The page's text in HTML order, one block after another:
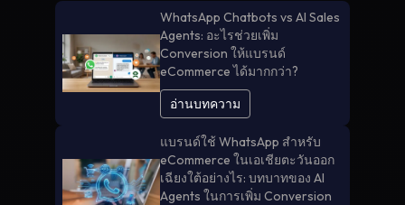
WhatsApp Chatbots vs AI Sales
Agents: อะไรช่วยเพิ่ม
Conversion ให้แบรนด์
eCommerce ได้มากกว่า?
อ่านบทความ
แบรนด์ใช้ WhatsApp สำหรับ
eCommerce ในเอเชียตะวันออก
เฉียงใต้อย่างไร: บทบาทของ AI
Agents ในการเพิ่ม Conversion